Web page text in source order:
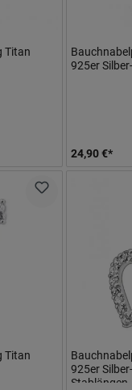
Titan
925er
24,90 €*
Titan
925er
Stablängen